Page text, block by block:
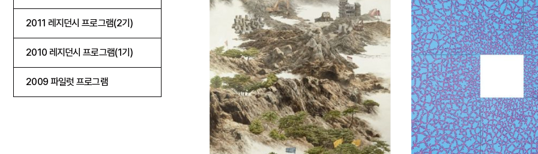
2011 레지던시 프로그램(2기)
2010 레지던시 프로그램(1기)
2009 파일럿 프로그램